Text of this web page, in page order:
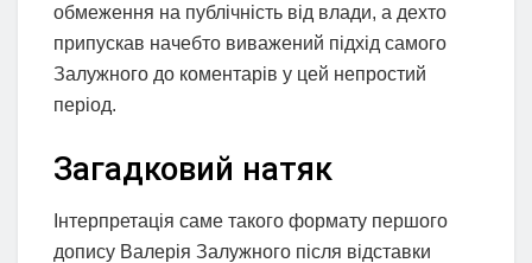
обмеження на публічність від влади, а дехто
припускав начебто виважений підхід самого
Залужного до коментарів у цей непростий
період.
Загадковий натяк
Інтерпретація саме такого формату першого
допису Валерія Залужного після відставки